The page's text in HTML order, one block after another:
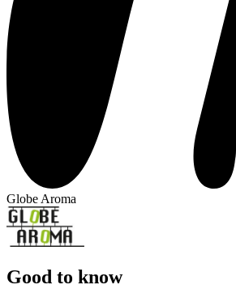
Globe Aroma
Good to know